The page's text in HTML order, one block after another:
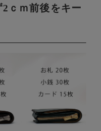
ｃｍ前後をキー